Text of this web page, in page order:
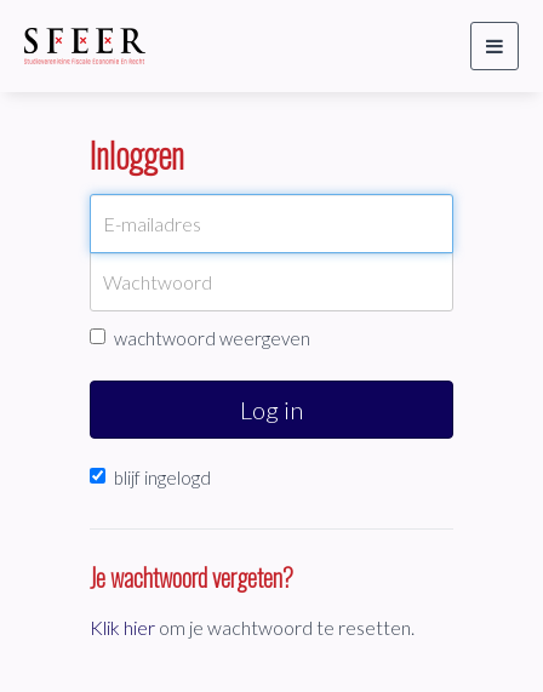
Toggle
Inloggen
wachtwoord weergeven
Log in
blijf ingelogd
Je wachtwoord vergeten?
Klik hier om je wachtwoord te resetten.